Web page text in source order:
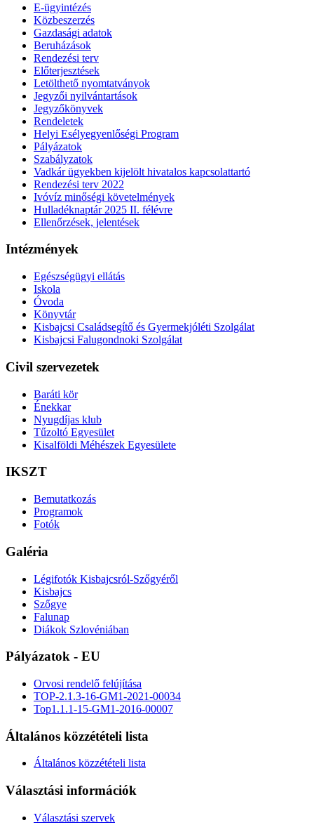
E-ügyintézés
Közbeszerzés
Gazdasági adatok
Beruházások
Rendezési terv
Előterjesztések
Letölthető nyomtatványok
Jegyzői nyilvántartások
Jegyzőkönyvek
Rendeletek
Helyi Esélyegyenlőségi Program
Pályázatok
Szabályzatok
Vadkár ügyekben kijelölt hivatalos kapcsolattartó
Rendezési terv 2022
Ivóvíz minőségi követelmények
Hulladéknaptár 2025 II. félévre
Ellenőrzések, jelentések
Intézmények
Egészségügyi ellátás
Iskola
Óvoda
Könyvtár
Kisbajcsi Családsegítő és Gyermekjóléti Szolgálat
Kisbajcsi Falugondnoki Szolgálat
Civil szervezetek
Baráti kör
Énekkar
Nyugdíjas klub
Tűzoltó Egyesület
Kisalföldi Méhészek Egyesülete
IKSZT
Bemutatkozás
Programok
Fotók
Galéria
Légifotók Kisbajcsról-Szőgyéről
Kisbajcs
Szőgye
Falunap
Diákok Szlovéniában
Pályázatok - EU
Orvosi rendelő felújítása
TOP-2.1.3-16-GM1-2021-00034
Top1.1.1-15-GM1-2016-00007
Általános közzétételi lista
Általános közzétételi lista
Választási információk
Választási szervek